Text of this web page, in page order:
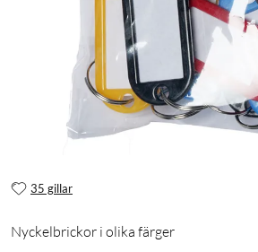
35 gillar
Nyckelbrickor i olika färger